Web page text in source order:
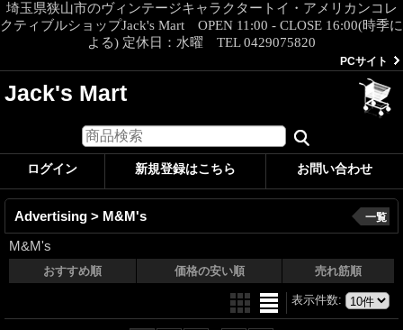
埼玉県狭山市のヴィンテージキャラクタートイ・アメリカンコレ
クティブルショップJack's Mart OPEN 11:00 - CLOSE 16:00(時季に
よる) 定休日：水曜 TEL 0429075820
PCサイト
Jack's Mart
ログイン 新規登録はこちら お問い合わせ
Advertising > M&M's
M&M's
一覧
おすすめ順 価格の安い順 売れ筋順
表示件数: